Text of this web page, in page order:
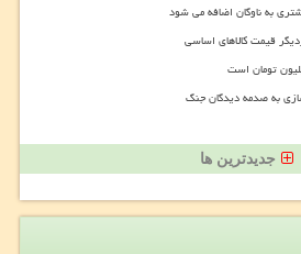
به ناوگان اضافه می شود
قیمت کالاهای اساسی
به صدمه دیدگان جنگ
جدیدترین ها